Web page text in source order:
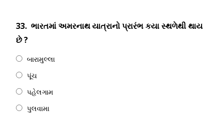
33. ભારતમાં અમરનાથ યાત્રાનો પ્રારંભ કયા સ્થળેથી થાય
છે ?
બારામુલ્લા
પૂંચ
પહેલગામ
પુલવામા